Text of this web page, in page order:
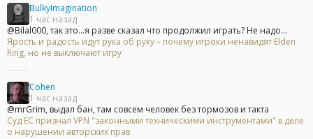
BulkyImagination
1 час назад
@Bilal000, так это...я разве сказал что продолжил играть? Не надо...
Ярость и радость идут рука об руку – почему игроки ненавидят Elden
Ring, но не выключают игру
Cohen
1 час назад
@mrGrim, выдал бан, там совсем человек без тормозов и такта
Суд ЕС признал VPN "законными техническими инструментами" в деле
о нарушении авторских прав